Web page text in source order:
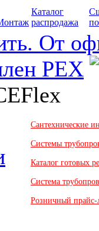
Каталог
распродажа
От
PEX
Сантехнические
Системы
Каталог готовых
Система
Розничный прайс-